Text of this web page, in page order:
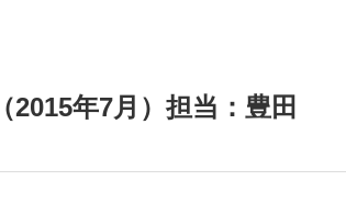
年7月）担当：豊田